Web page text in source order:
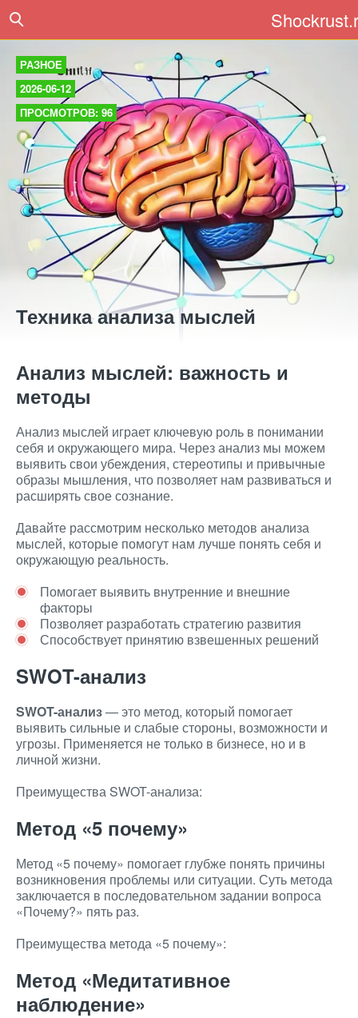
РАЗНОЕ
2026-06-12
ПРОСМОТРОВ: 96
Техника анализа мыслей
Анализ мыслей: важность и
методы
Анализ мыслей играет ключевую роль в понимании
себя и окружающего мира. Через анализ мы можем
выявить свои убеждения, стереотипы и привычные
образы мышления, что позволяет нам развиваться и
расширять свое сознание.
Давайте рассмотрим несколько методов анализа
мыслей, которые помогут нам лучше понять себя и
окружающую реальность.
Помогает выявить внутренние и внешние
факторы
Позволяет разработать стратегию развития
Способствует принятию взвешенных решений
SWOT-анализ
SWOT-анализ— это метод, который помогает
выявить сильные и слабые стороны, возможности и
угрозы. Применяется не только в бизнесе, но и в
личной жизни.
Преимущества SWOT-анализа:
Метод «5 почему»
Метод «5 почему» помогает глубже понять причины
возникновения проблемы или ситуации. Суть метода
заключается в последовательном задании вопроса
«Почему?» пять раз.
Преимущества метода «5 почему»:
Метод «Медитативное
наблюдение»